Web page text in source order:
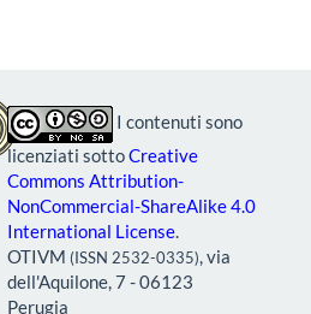
I contenuti sono
licenziati sottoCreative
Commons Attribution-
NonCommercial-ShareAlike 4.0
International License.
OTIVM (ISSN 2532-0335), via
dell'Aquilone, 7 - 06123
Perugia